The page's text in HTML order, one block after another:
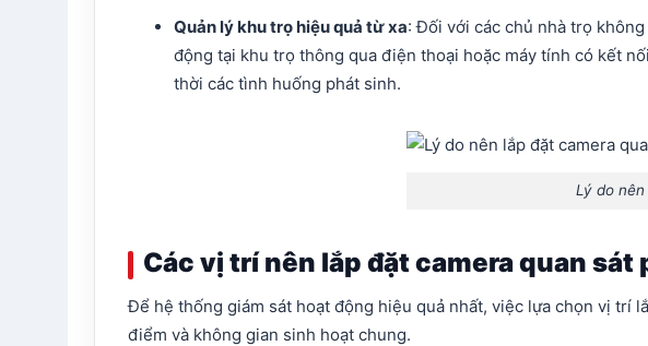
Quản lý khu trọ hiệu quả từ xa: Đối với các chủ nhà trọ
động tại khu trọ thông qua điện thoại hoặc máy tính có kết
thời các tình huống phát sinh.
Lý do
Các vị trí nên lắp đặt camera quan sát
Để hệ thống giám sát hoạt động hiệu quả nhất, việc lựa chọn vị trí
điểm và không gian sinh hoạt chung.